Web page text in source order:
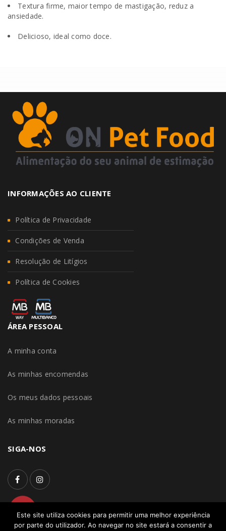
Textura firme, maior tempo de mastigação, reduz a
ansiedade.
Delicioso, ideal como doce.
INFORMAÇÕES AO CLIENTE
Política de Privacidade
Condições de Venda
Resolução de Litígios
Política de Cookies
ÁREA PESSOAL
A minha conta
As minhas encomendas
Os meus dados pessoais
As minhas moradas
SIGA-NOS
Este site utiliza cookies para permitir uma melhor experiência
por parte do utilizador. Ao navegar no site estará a consentir a